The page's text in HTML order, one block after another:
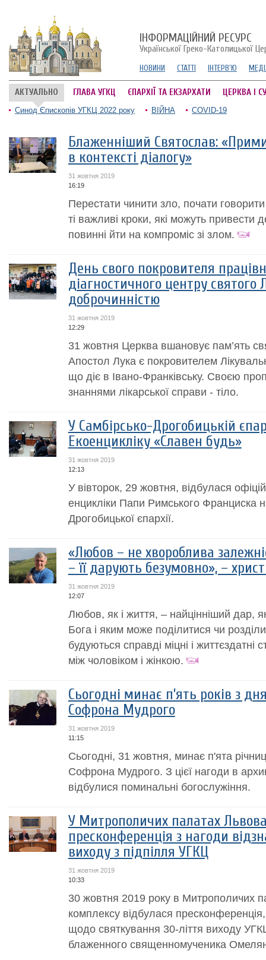
ІНФОРМАЦІЙНИЙ РЕСУРС
Української Греко-Католицької
НОВИНИ СТАТТІ ІНТЕРВ'Ю
АКТУАЛЬНО ГЛАВА УГКЦ ЄПАРХІЇ ТА ЕКЗАРХАТИ ЦЕРКВА І
Синод Єпископів УГКЦ 2022 року ВІЙНА COVID-19
Блаженніший Святослав:
в контексті діалогу»
31 жовтня 2019
16:19
Перестати чинити зло, почати
ті важливі кроки, які можуть
повинні йти на компроміс зі злом.
День свого покровителя
діагностичного центру святого
доброчинністю
31 жовтня 2019
12:29
31 жовтня Церква вшановує пам’ять
Апостол Лука є покровителем
що діє в Івано-Франківську. Своєю
знаннями лікарської справи - тіло.
У Самбірсько-Дрогобицькій
Екоенцикліку «Славен будь»
31 жовтня 2019
12:13
У вівторок, 29 жовтня, відбулася
енцикліки Папи Римського Франциска
Дрогобицької єпархії.
«Любов – не хвороблива
– її дарують безумовно», –
31 жовтня 2019
12:07
Любов, як і життя, – найцінніший дар,
Бога і яким може поділитися чи
будуються справді міцні і життєздатні
між чоловіком і жінкою.
Сьогодні минає п’ять років з
Софрона Мудрого
31 жовтня 2019
11:15
Сьогодні, 31 жовтня, минає п'ята
Софрона Мудрого. З цієї нагоди в
відбулися поминальні богослужіння.
У Митрополичих палатах
пресконференція з нагоди
виходу з підпілля УГКЦ
31 жовтня 2019
10:33
30 жовтня 2019 року в Митрополичих
комплексу відбулася
щодо святкування 30-ліття виходу УГКЦ
блаженного священномученика